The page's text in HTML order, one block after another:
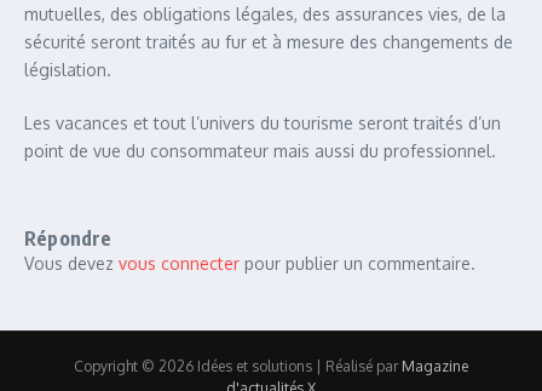
mutuelles, des obligations légales, des assurances vies, de la
sécurité seront traités au fur et à mesure des changements de
législation.
Les vacances et tout l’univers du tourisme seront traités d’un
point de vue du consommateur mais aussi du professionnel.
Répondre
Vous devez vous connecter pour publier un commentaire.
Copyright © 2026 Idées et solutions | Réalisé par Magazine